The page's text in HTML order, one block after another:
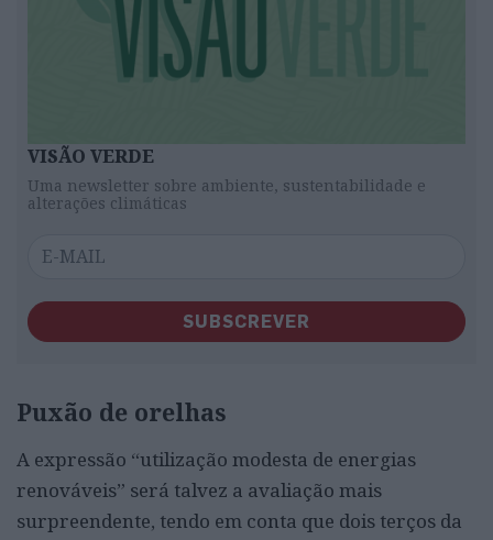
VISÃO VERDE
Uma newsletter sobre ambiente, sustentabilidade e
alterações climáticas
SUBSCREVER
Puxão de orelhas
A expressão “utilização modesta de energias
renováveis” será talvez a avaliação mais
surpreendente, tendo em conta que dois terços da